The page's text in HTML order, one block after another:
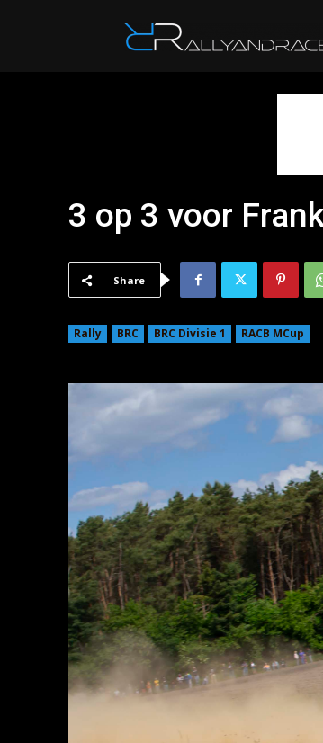
3 op 3 voor
Share
Rally BRC BRC Divisie 1 RACB MCup